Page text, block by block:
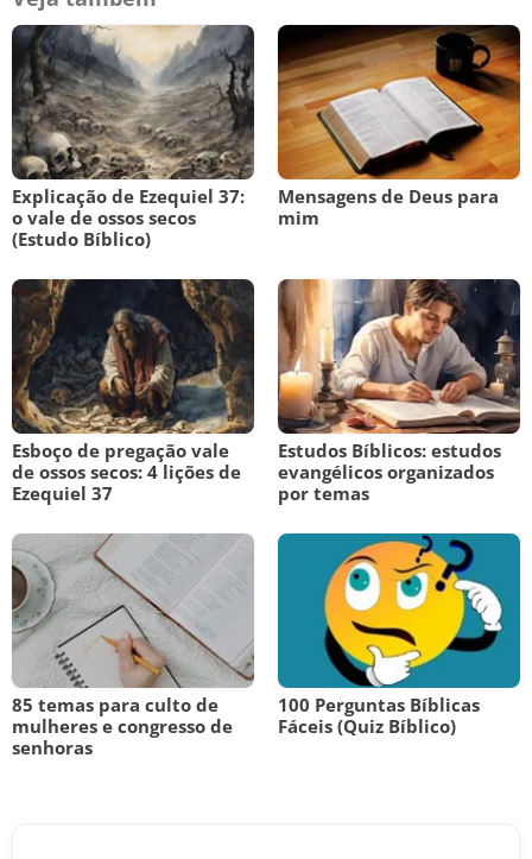
Explicação de Ezequiel 37:
o vale de ossos secos
(Estudo Bíblico)
Mensagens de Deus para
mim
Esboço de pregação vale
de ossos secos: 4 lições de
Ezequiel 37
Estudos Bíblicos: estudos
evangélicos organizados
por temas
85 temas para culto de
mulheres e congresso de
senhoras
100 Perguntas Bíblicas
Fáceis (Quiz Bíblico)